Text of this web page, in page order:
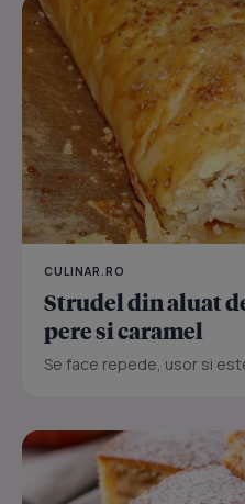
CULINAR.RO
Strudel din aluat
pere si caramel
Se face repede, usor si